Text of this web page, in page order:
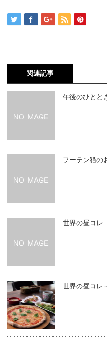
関連記事
午後のひとと
フーテン猫の
世界の昼コ
世界の昼コレ